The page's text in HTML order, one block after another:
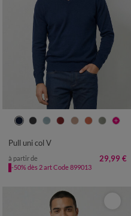
S M L XL XXL 3XL 4XL
Pull uni col V
à partir de 29,99 €
-50% dès 2 art Code 899013